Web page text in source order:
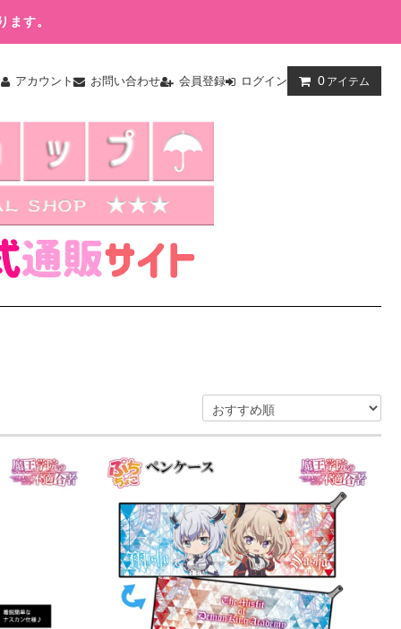
す。
アカウント お問い合わせ 会員登録 ログイン 0 アイテム